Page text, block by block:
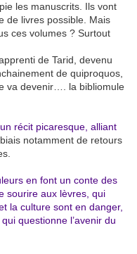
les manuscrits. Ils vont
de livres possible. Mais
ces volumes ? Surtout
de Tarid, devenu
de quiproquos,
va devenir…. la bibliomule
récit picaresque, alliant
notamment de retours
en font un conte des
sourire aux lèvres, qui
la culture sont en danger,
questionne l’avenir du